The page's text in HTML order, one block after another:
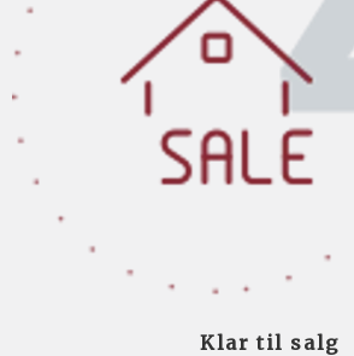
Klar til salg